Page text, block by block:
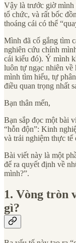
Vậy là trước giờ mình
tổ chức, và rất bốc
thoáng cái có thể
Mình đã cố gắng tìm
nghiên cứu chính
cái kiểu đó). Ý mình
luôn tự ngạc nhiên về
mình tìm hiểu, tự
điều quan trọng nhất
Bạn thân mến,
Bạn sắp đọc một bài
“hỗn độn”: Kinh
và trải nghiệm thực tế
Bài viết này là một
để ra quyết định về
mình?”.
1. Vòng tròn
gì?